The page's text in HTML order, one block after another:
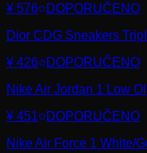
¥ 576
DOPORUČENO
Dior CDG Sneakers
¥ 426
DOPORUČENO
Nike Air Jordan 1 Low
¥ 451
DOPORUČENO
Nike Air Force 1 White/